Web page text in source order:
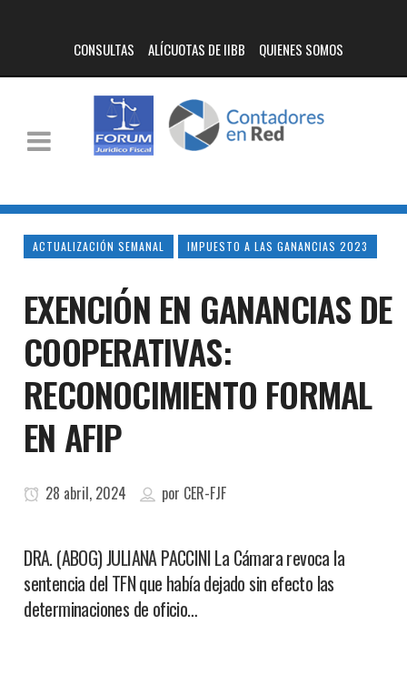
CONSULTAS ALÍCUOTAS DE IIBB QUIENES SOMOS
ACTUALIZACIÓN SEMANAL IMPUESTO A LAS GANANCIAS 2023
EXENCIÓN EN GANANCIAS DE
COOPERATIVAS:
RECONOCIMIENTO FORMAL
EN AFIP
28 abril, 2024 por CER-FJF
DRA. (ABOG) JULIANA PACCINI La Cámara revoca la
sentencia del TFN que había dejado sin efecto las
determinaciones de oficio…